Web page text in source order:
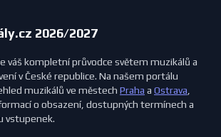
2026/2027
váš kompletní průvodce světem muzikálů a
v České republice. Na našem portálu
muzikálů ve městech Praha a Ostrava
o obsazení, dostupných termínech a
vstupenek.